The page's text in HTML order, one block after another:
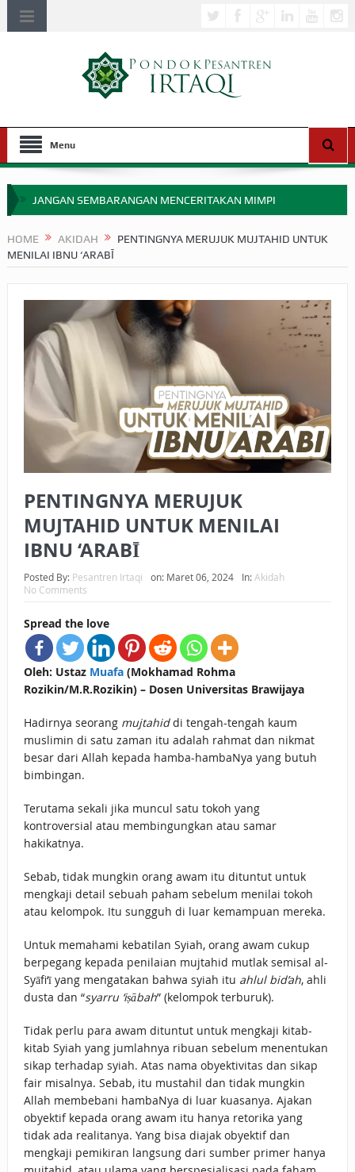
Menu
JANGAN SEMBARANGAN MENCERITAKAN MIMPI
MIMPI YANG DIABAIKAN MENJELANG PERANG BADAR
SEBELUM TIBA SAAT WAJIB?
HAKIKAT NIKMAT DI DUNIA!
BAGAIMANA CARA MEMBAYAR ZAKAT UANG?
UANG HARAM BISA MENJADI HALAL JIKA SEBAB
KEPEMILIKANNYA BERUBAH
ISTIDLAL BATIL VS ISTIDLAL SYAR’I
BAHASA CINTA KARENA ALLAH
HUKUM MEMBAYAR ZAKAT DENGAN CARA MENGANGSUR
HOME AKIDAH
PENTINGNYA MERUJUK MUJTAHID UNTUK
MENILAI IBNU ‘ARABĪ
PENTINGNYA MERUJUK
MUJTAHID UNTUK MENILAI
IBNU ‘ARABĪ
Posted By: Pesantren Irtaqi on: Maret 06, 2024 In:Akidah
No Comments
Spread the love
Oleh: Ustaz Muafa(Mokhamad Rohma
Rozikin/M.R.Rozikin) – Dosen Universitas Brawijaya
Hadirnya seorang mujtahiddi tengah-tengah kaum
muslimin di satu zaman itu adalah rahmat dan nikmat
besar dari Allah kepada hamba-hambaNya yang butuh
bimbingan.
Terutama sekali jika muncul satu tokoh yang
kontroversial atau membingungkan atau samar
hakikatnya.
Sebab, tidak mungkin orang awam itu dituntut untuk
mengkaji detail sebuah paham sebelum menilai tokoh
atau kelompok. Itu sungguh di luar kemampuan mereka.
Untuk memahami kebatilan Syiah, orang awam cukup
berpegang kepada penilaian mujtahid mutlak semisal al-
Syāfi‘ī yang mengatakan bahwa syiah itu ahlul bid’ah, ahli
dusta dan “syarru ‘iṣābah” (kelompok terburuk).
Tidak perlu para awam dituntut untuk mengkaji kitab-
kitab Syiah yang jumlahnya ribuan sebelum menentukan
sikap terhadap syiah. Atas nama obyektivitas dan sikap
fair misalnya. Sebab, itu mustahil dan tidak mungkin
Allah membebani hambaNya di luar kuasanya. Ajakan
obyektif kepada orang awam itu hanya retorika yang
tidak ada realitanya. Yang bisa diajak obyektif dan
mengkaji pemikiran langsung dari sumber primer hanya